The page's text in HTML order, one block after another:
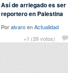
+1 (39 votos)
Así de arriegado es ser
reportero en Palestina
PoralvaroenActualidad